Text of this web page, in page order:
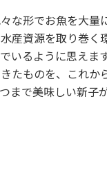
な形でお魚を大量
産資源を取り巻く
いるように思えま
たものを、これか
まで美味しい新子